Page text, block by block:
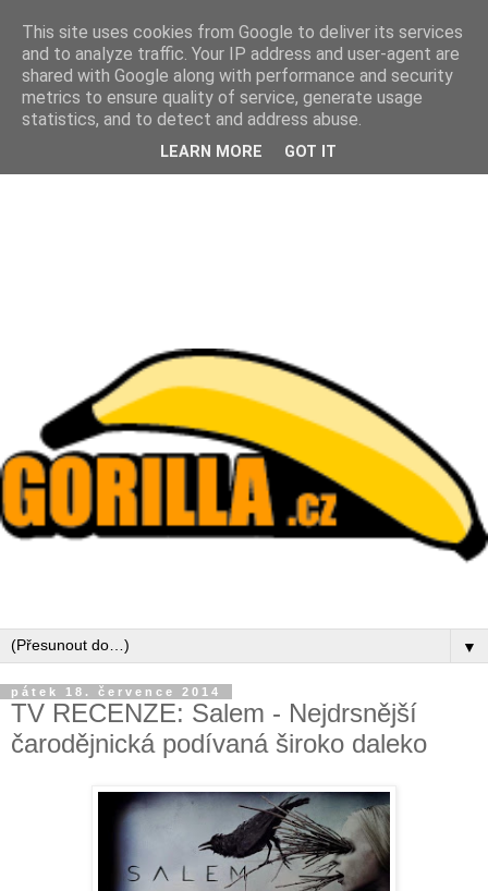
▼
pátek 18. července 2014
TV RECENZE: Salem - Nejdrsnější
čarodějnická podívaná široko daleko
This site uses cookies from Google to deliver its services
and to analyze traffic. Your IP address and user-agent are
shared with Google along with performance and security
metrics to ensure quality of service, generate usage
statistics, and to detect and address abuse.
LEARN MORE GOT IT